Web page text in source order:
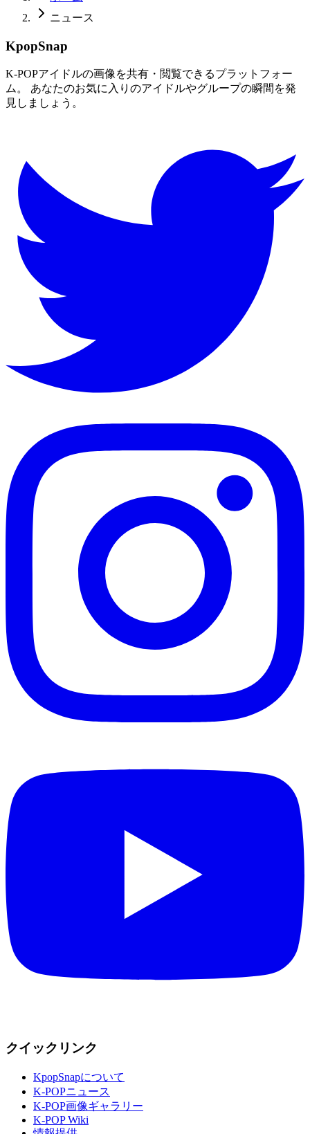
ニュース
KpopSnap
K-POPアイドルの画像を共有・閲覧できるプラットフォー
ム。 あなたのお気に入りのアイドルやグループの瞬間を発
見しましょう。
クイックリンク
KpopSnapについて
K-POPニュース
K-POP画像ギャラリー
K-POP Wiki